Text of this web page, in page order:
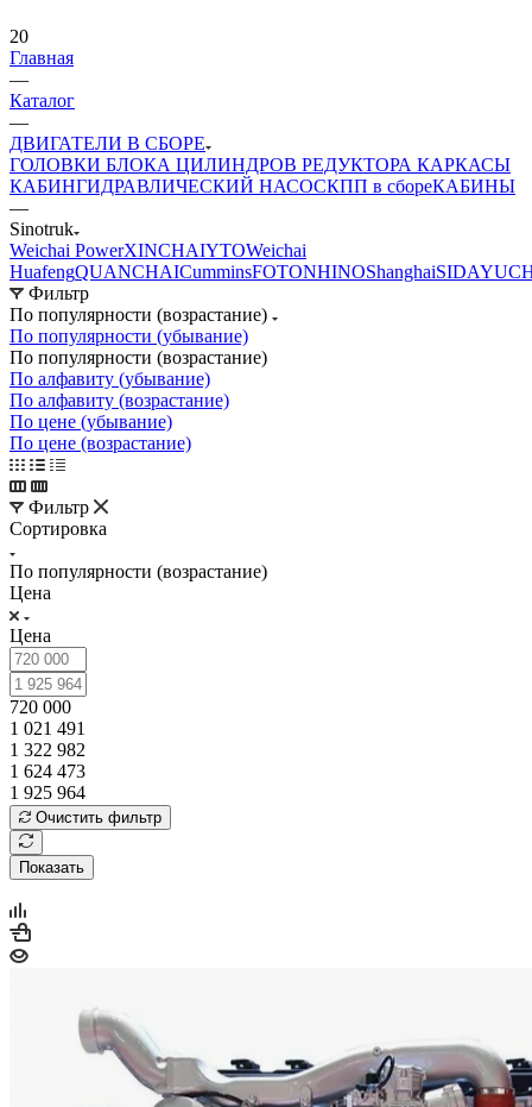
20
Главная
—
Каталог
—
ДВИГАТЕЛИ В СБОРЕ
ГОЛОВКИ БЛОКА ЦИЛИНДРОВ РЕДУКТОРА КАРКАСЫ
КАБИНГИДРАВЛИЧЕСКИЙ НАСОСКПП в сбореКАБИНЫ
—
Sinotruk
Weichai PowerXINCHAIYTOWeichai
HuafengQUANCHAICumminsFOTONHINOShanghaiSIDA
Фильтр
По популярности (возрастание)
По популярности (убывание)
По популярности (возрастание)
По алфавиту (убывание)
По алфавиту (возрастание)
По цене (убывание)
По цене (возрастание)
Фильтр
Сортировка
По популярности (возрастание)
Цена
Цена
720 000
1 021 491
1 322 982
1 624 473
1 925 964
Очистить фильтр
Показать